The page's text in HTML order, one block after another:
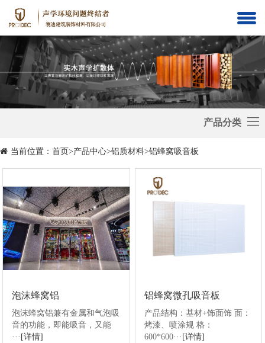
产品分类
音
隔
料
隔
音
砂
板
音
门
当前位置： 首页 > 产品中心>铝质材料>铝蜂窝吸音板
泡沫蜂窝铝
泡沫蜂窝铝兼有金属和气泡吸
音的功能，即能吸音，又能
··· [详情]
铝蜂窝微孔吸音板
产品结构：基材+饰面饰 面：
烤漆、喷涂规 格：
600*600··· [详情]